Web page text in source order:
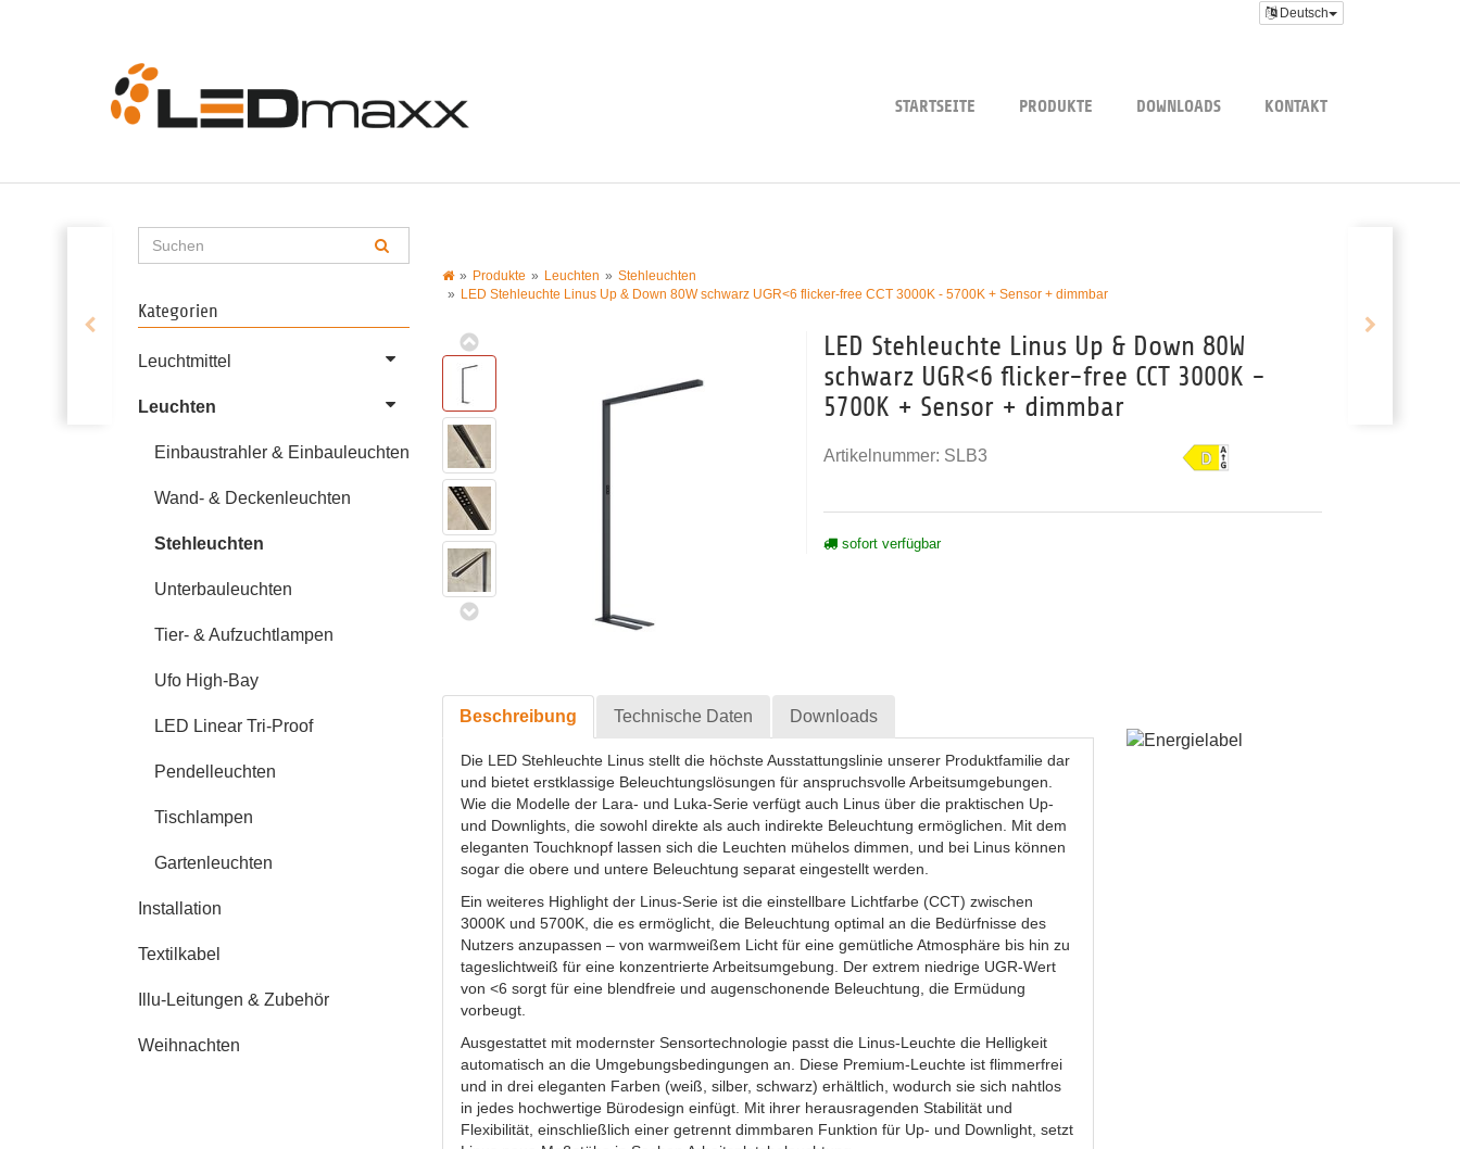
Deutsch
STARTSEITE PRODUKTE DOWNLOADS KONTAKT
Produkte Leuchten
Stehleuchten
LED Stehleuchte Linus Up & Down 80W schwarz UGR<6 flicker-free CCT 3000K - 5700K + Sensor + dimmbar
LED Stehleuchte Linus Up & Down 80W
schwarz UGR<6 flicker-free CCT 3000K -
5700K + Sensor + dimmbar
Artikelnummer: SLB3
sofort verfügbar
Beschreibung Technische Daten Downloads
Die LED Stehleuchte Linus stellt die höchste Ausstattungslinie unserer Produktfamilie dar
und bietet erstklassige Beleuchtungslösungen für anspruchsvolle Arbeitsumgebungen.
Wie die Modelle der Lara- und Luka-Serie verfügt auch Linus über die praktischen Up-
und Downlights, die sowohl direkte als auch indirekte Beleuchtung ermöglichen. Mit dem
eleganten Touchknopf lassen sich die Leuchten mühelos dimmen, und bei Linus können
sogar die obere und untere Beleuchtung separat eingestellt werden.
Ein weiteres Highlight der Linus-Serie ist die einstellbare Lichtfarbe (CCT) zwischen
3000K und 5700K, die es ermöglicht, die Beleuchtung optimal an die Bedürfnisse des
Nutzers anzupassen – von warmweißem Licht für eine gemütliche Atmosphäre bis hin zu
tageslichtweiß für eine konzentrierte Arbeitsumgebung. Der extrem niedrige UGR-Wert
von <6 sorgt für eine blendfreie und augenschonende Beleuchtung, die Ermüdung
vorbeugt.
Ausgestattet mit modernster Sensortechnologie passt die Linus-Leuchte die Helligkeit
automatisch an die Umgebungsbedingungen an. Diese Premium-Leuchte ist flimmerfrei
und in drei eleganten Farben (weiß, silber, schwarz) erhältlich, wodurch sie sich nahtlos
in jedes hochwertige Bürodesign einfügt. Mit ihrer herausragenden Stabilität und
Flexibilität, einschließlich einer getrennt dimmbaren Funktion für Up- und Downlight, setzt
Kategorien
Leuchtmittel
Leuchten
Einbaustrahler & Einbauleuchten
Wand- & Deckenleuchten
Stehleuchten
Unterbauleuchten
Tier- & Aufzuchtlampen
Ufo High-Bay
LED Linear Tri-Proof
Pendelleuchten
Tischlampen
Gartenleuchten
Installation
Textilkabel
Illu-Leitungen & Zubehör
Weihnachten